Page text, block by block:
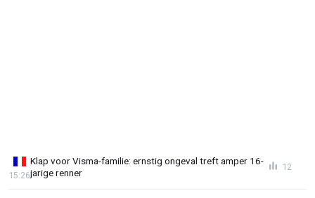
Klap voor Visma-familie: ernstig ongeval treft amper 16-
jarige renner
15:26
12